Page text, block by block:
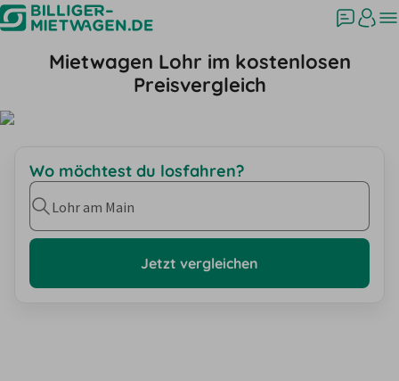
Mietwagen Lohr im kostenlosen
Preisvergleich
Wo möchtest du losfahren?
Lohr am Main
Jetzt vergleichen